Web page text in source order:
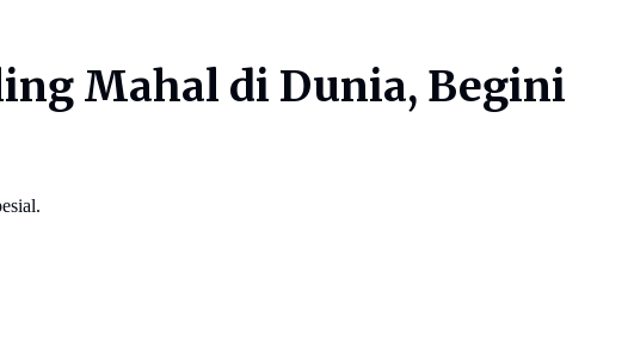
Mahal di Dunia, Begini